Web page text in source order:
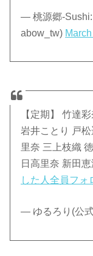
— 桃源郷-Sushi:
abow_tw)
【定期】 竹達
岩井ことり 戸
里奈 三上枝織
日高里奈 新田
した人全員フォ
— ゆるろり(公